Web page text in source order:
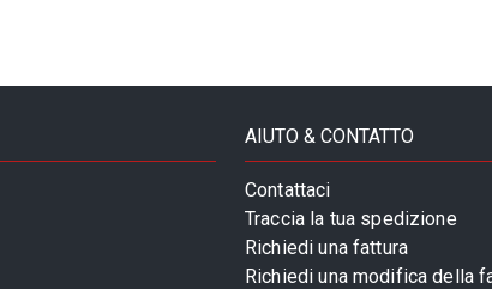
AIUTO & CONTATTO
Contattaci
Traccia la tua spedizione
Richiedi una fattura
Richiedi una modifica della